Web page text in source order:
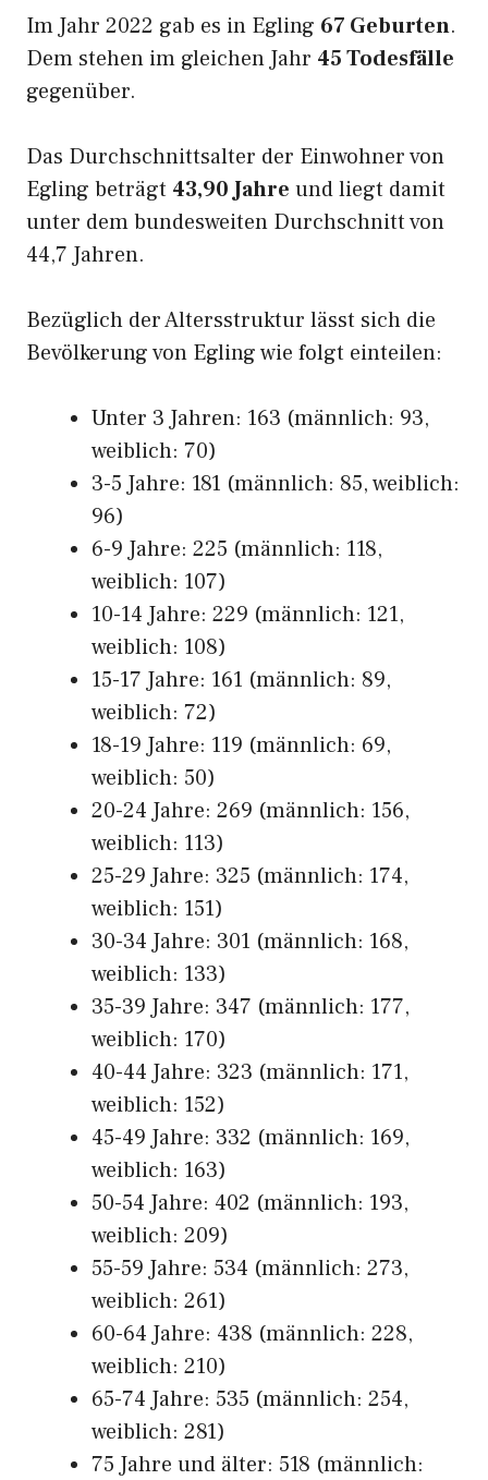
Im Jahr 2022 gab es in Egling 67 Geburten.
Dem stehen im gleichen Jahr 45 Todesfälle
gegenüber.
Das Durchschnittsalter der Einwohner von
Egling beträgt 43,90 Jahre und liegt damit
unter dem bundesweiten Durchschnitt von
44,7 Jahren.
Bezüglich der Altersstruktur lässt sich die
Bevölkerung von Egling wie folgt einteilen:
Unter 3 Jahren: 163 (männlich: 93,
weiblich: 70)
3-5 Jahre: 181 (männlich: 85, weiblich:
96)
6-9 Jahre: 225 (männlich: 118,
weiblich: 107)
10-14 Jahre: 229 (männlich: 121,
weiblich: 108)
15-17 Jahre: 161 (männlich: 89,
weiblich: 72)
18-19 Jahre: 119 (männlich: 69,
weiblich: 50)
20-24 Jahre: 269 (männlich: 156,
weiblich: 113)
25-29 Jahre: 325 (männlich: 174,
weiblich: 151)
30-34 Jahre: 301 (männlich: 168,
weiblich: 133)
35-39 Jahre: 347 (männlich: 177,
weiblich: 170)
40-44 Jahre: 323 (männlich: 171,
weiblich: 152)
45-49 Jahre: 332 (männlich: 169,
weiblich: 163)
50-54 Jahre: 402 (männlich: 193,
weiblich: 209)
55-59 Jahre: 534 (männlich: 273,
weiblich: 261)
60-64 Jahre: 438 (männlich: 228,
weiblich: 210)
65-74 Jahre: 535 (männlich: 254,
weiblich: 281)
75 Jahre und älter: 518 (männlich: